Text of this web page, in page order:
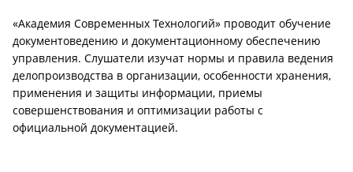
«Академия Современных Технологий» проводит обучение
документоведению и документационному обеспечению
управления. Слушатели изучат нормы и правила ведения
делопроизводства в организации, особенности хранения,
применения и защиты информации, приемы
совершенствования и оптимизации работы с
официальной документацией.